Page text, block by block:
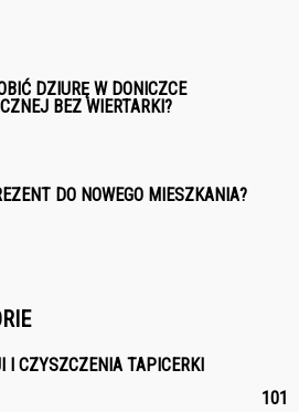
DZIURĘ W DONICZCE
BEZ WIERTARKI?
DO NOWEGO MIESZKANIA?
I CZYSZCZENIA TAPICERKI
101